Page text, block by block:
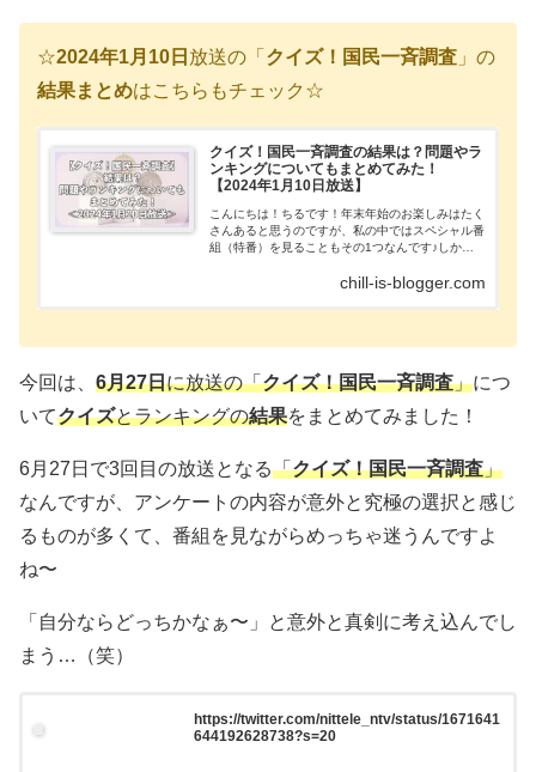
☆2024年1月10日 放送の「 クイズ！国民一斉調査 」の
結果まとめはこちらもチェック☆
クイズ！国民一斉調査の結果は？問題やラ
ンキングについてもまとめてみた！
【2024年1月10日放送】
こんにちは！ちるです！年末年始のお楽しみはたく
さんあると思うのですが、私の中ではスペシャル番
組（特番）を見ることもその1つなんです♪しか
は特番が多く放送されますし、通常のレギュラー番
chill-is-blogger.com
今回は、 6月27日に放送の「クイズ！国民一斉調査」につ
いてクイズとランキングの結果をまとめてみました！
6月27日で3回目の放送となる「クイズ！国民一斉調査」
なんですが、アンケートの内容が意外と究極の選択と感じ
るものが多くて、番組を見ながらめっちゃ迷うんですよ
ね〜
「自分ならどっちかなぁ〜」と意外と真剣に考え込んでし
まう…（笑）
https://twitter.com/nittele_ntv/status/1671641
644192628738?s=20